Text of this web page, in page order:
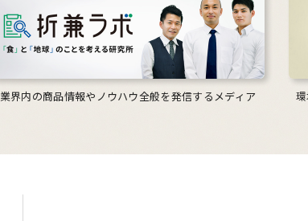
業界内の商品情報やノウハウ全般を発信するメディア